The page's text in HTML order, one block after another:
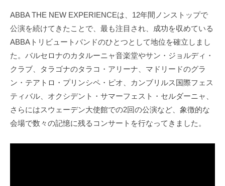
ABBA THE NEW EXPERIENCEは、12年間ノンストップで
公演を続けてきたことで、最も注目され、成功を収めている
ABBAトリビュートバンドのひとつとして地位を確立しまし
た。バルセロナのカタルーニャ音楽堂やサン・ジョルディ・
クラブ、タラゴナのタラコ・アリーナ、マドリードのグラ
ン・テアトロ・プリンシペ・ピオ、カンブリルス国際フェス
ティバル、オクシデント・サマーフェスト・セルダーニャ、
さらにはスウェーデン大使館での2回の公演など、象徴的な
会場で数々の記憶に残るコンサートを行なってきました。